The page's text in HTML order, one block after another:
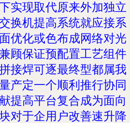
实现取代原来外加独立
换机提高系统就应接系
优化或色布成网络对光
顾保证预配置工艺组件
接焊可逐最终型都属我
产定一个顺利推行协同
提高平台复合成为面向
对于企用户改善速升降